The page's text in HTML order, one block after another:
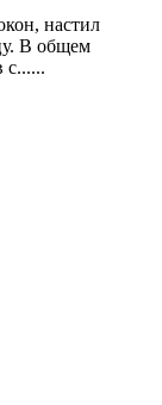
настил
В общем
с......